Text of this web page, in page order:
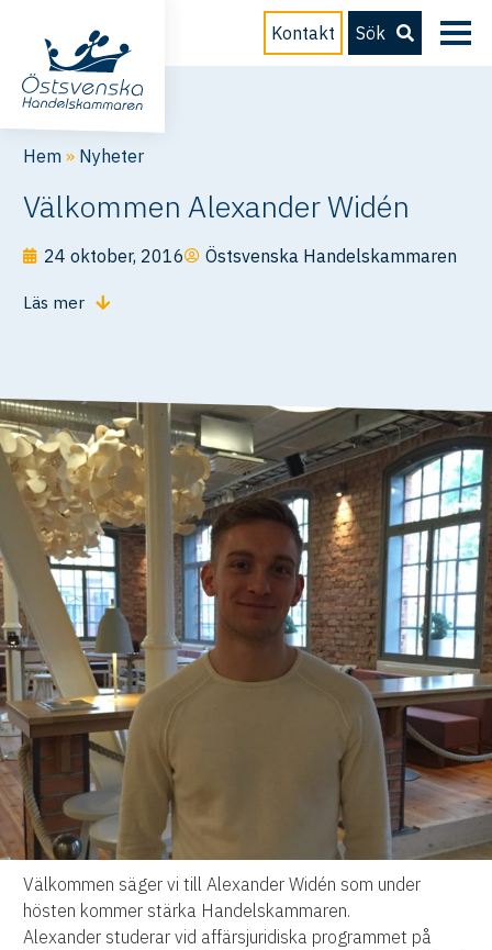
Kontakt Sök
Hem » Nyheter
Välkommen Alexander Widén
24 oktober, 2016 Östsvenska Handelskammaren
Läs mer
Välkommen säger vi till Alexander Widén som under
hösten kommer stärka Handelskammaren.
Alexander studerar vid affärsjuridiska programmet på